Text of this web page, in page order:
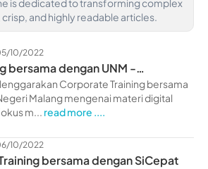
is dedicated to transforming complex
and highly readable articles.
10/2022
bersama dengan UNM -
Corporate Training bersama
Malang mengenai materi digital
m... read more ....
10/2022
bersama dengan SiCepat